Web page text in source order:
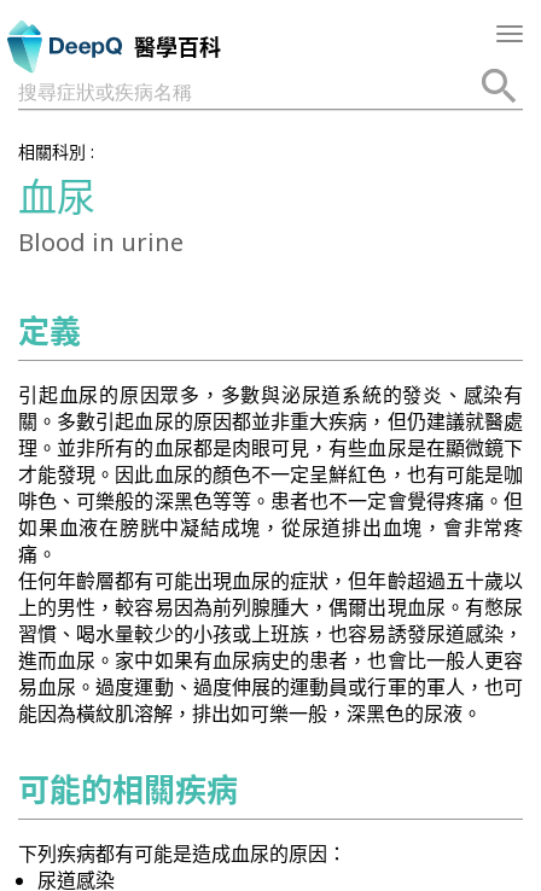
醫學百科
搜尋症狀或疾病名稱
相關科別 :
血尿
Blood in urine
定義
引起血尿的原因眾多，多數與泌尿道系統的發炎、感染有
關。多數引起血尿的原因都並非重大疾病，但仍建議就醫處
理。並非所有的血尿都是肉眼可見，有些血尿是在顯微鏡下
才能發現。因此血尿的顏色不一定呈鮮紅色，也有可能是咖
啡色、可樂般的深黑色等等。患者也不一定會覺得疼痛。但
如果血液在膀胱中凝結成塊，從尿道排出血塊，會非常疼
痛。
任何年齡層都有可能出現血尿的症狀，但年齡超過五十歲以
上的男性，較容易因為前列腺腫大，偶爾出現血尿。有憋尿
習慣、喝水量較少的小孩或上班族，也容易誘發尿道感染，
進而血尿。家中如果有血尿病史的患者，也會比一般人更容
易血尿。過度運動、過度伸展的運動員或行軍的軍人，也可
能因為橫紋肌溶解，排出如可樂一般，深黑色的尿液。
可能的相關疾病
下列疾病都有可能是造成血尿的原因：
尿道感染